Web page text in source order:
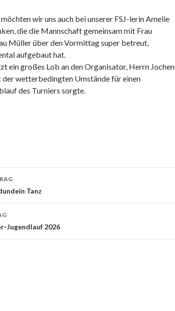
wir uns auch bei unserer FSJ-lerin Amelie
die die Mannschaft gemeinsam mit Frau
Müller über den Vormittag super betreut,
aufgebaut hat.
ein großes Lob an den Organisator, Herrn Jochen
wetterbedingten Umstände für einen
des Turniers sorgte.
Tanz
Jugendlauf 2026